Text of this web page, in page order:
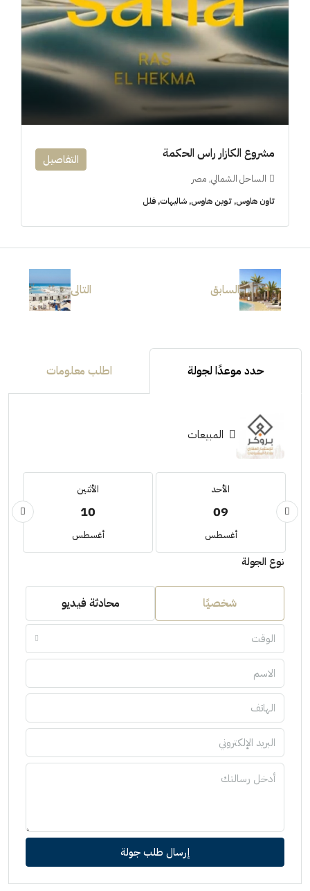
مشروع الكازار راس الحكمة
الساحل الشمالي, مصر
تاون هاوس, توين هاوس, شاليهات, فلل
التفاصيل
السابق التالى
حدد موعدًا لجولة اطلب معلومات
المبيعات
الأحد
09
أغسطس
الأثنين
10
أغسطس
نوع الجولة
شخصيًا محادثة فيديو
الوقت
إرسال طلب جولة